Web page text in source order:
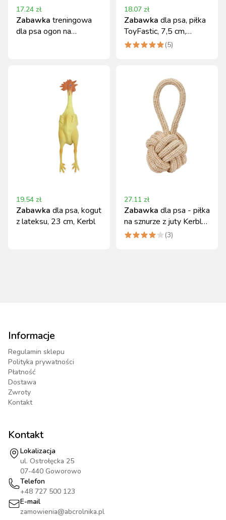
17.24 zł
Zabawka treningowa
dla psa ogon na
18.07 zł
Zabawka dla psa, piłka
ToyFastic, 7,5 cm,
pomarańczowa, Kerbl
(5)
19.54 zł
Zabawka dla psa, kogut
z lateksu, 23 cm, Kerbl
27.11 zł
Zabawka dla psa - piłka
na sznurze z juty Kerbl
12x31 cm (3)
Informacje
Regulamin sklepu
Polityka prywatności
Płatność
Dostawa
Zwroty
Kontakt
Kontakt
Lokalizacja
ul. Ostrołęcka 25
07-440 Goworowo
Telefon
+48 727 500 123
E-mail
zamowienia@abcrolnika.pl